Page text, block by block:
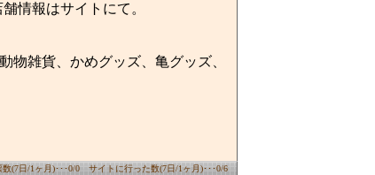
情報はサイトにて。
物雑貨、かめグッズ、亀グッズ、
数(7日/1ヶ月)･･･0/0 サイトに行った数(7日/1ヶ月)･･･0/6